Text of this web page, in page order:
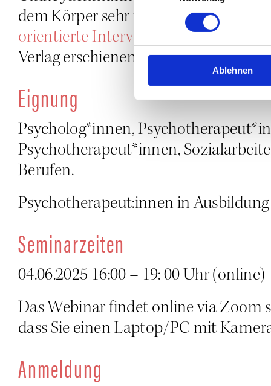
Ablehnen
dem Kör­per sehr pra­xis­nah in ihrem
ori­en­tier­te Inter­ven­tio­nen”
Ver­lag erschie­nen. Auch ver­füg­bar bei
Eig­nung
Psycholog*innen,
Psychotherapeut*innen,
Berufen.
Psychotherapeut:innen in
Semi­nar­zei­ten
04.06.2025 16:00 – 19: 00 Uhr (online)
Das Web­i­nar fin­det online via Zoom
dass Sie einen Laptop/PC mit
Anmel­dung